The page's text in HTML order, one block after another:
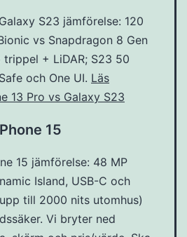
S23 jämförelse: 120
vs Snapdragon 8 Gen
trippel + LiDAR; S23 50
och One UI. Läs
13 Pro vs Galaxy S23
15
15 jämförelse: 48 MP
Island, USB-C och
till 2000 nits utomhus)
Vi bryter ned